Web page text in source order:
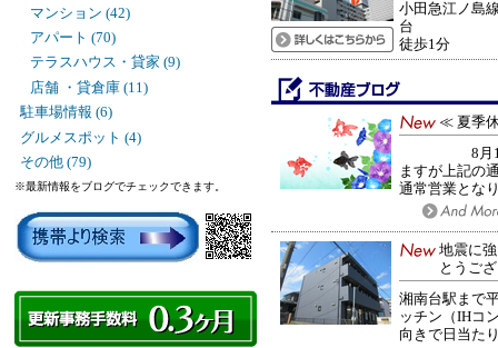
マンション (42)
アパート (70)
テラスハウス・貸家 (9)
店舗 ・貸倉庫 (11)
駐車場情報 (6)
グルメスポット (4)
その他 (79)
※最新情報をブログでチェックできます。
小田急江ノ島
台
徒歩1分
≪ 夏季
8月11日(火
ますが上記の
通常営業とな
地震に
とうご
湘南台駅まで
ッチン（IHコ
向きで日当た